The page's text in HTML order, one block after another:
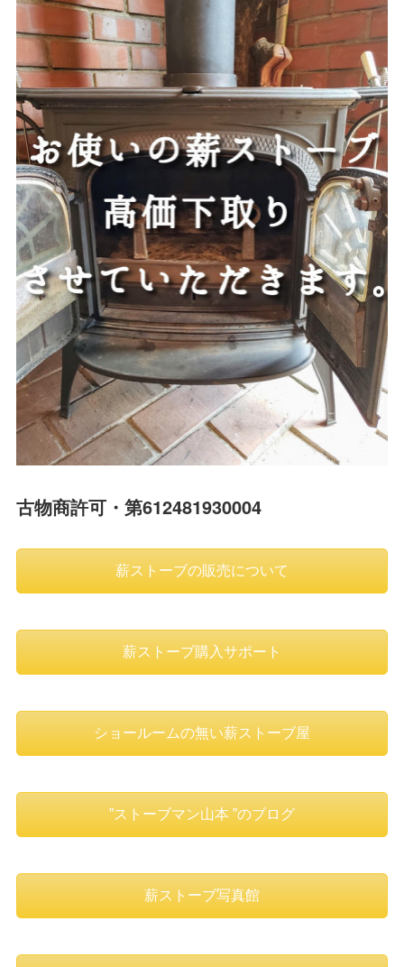
古物商許可・第612481930004
薪ストーブの販売について
薪ストーブ購入サポート
ショールームの無い薪ストーブ屋
”ストーブマン山本 ”のブログ
薪ストーブ写真館